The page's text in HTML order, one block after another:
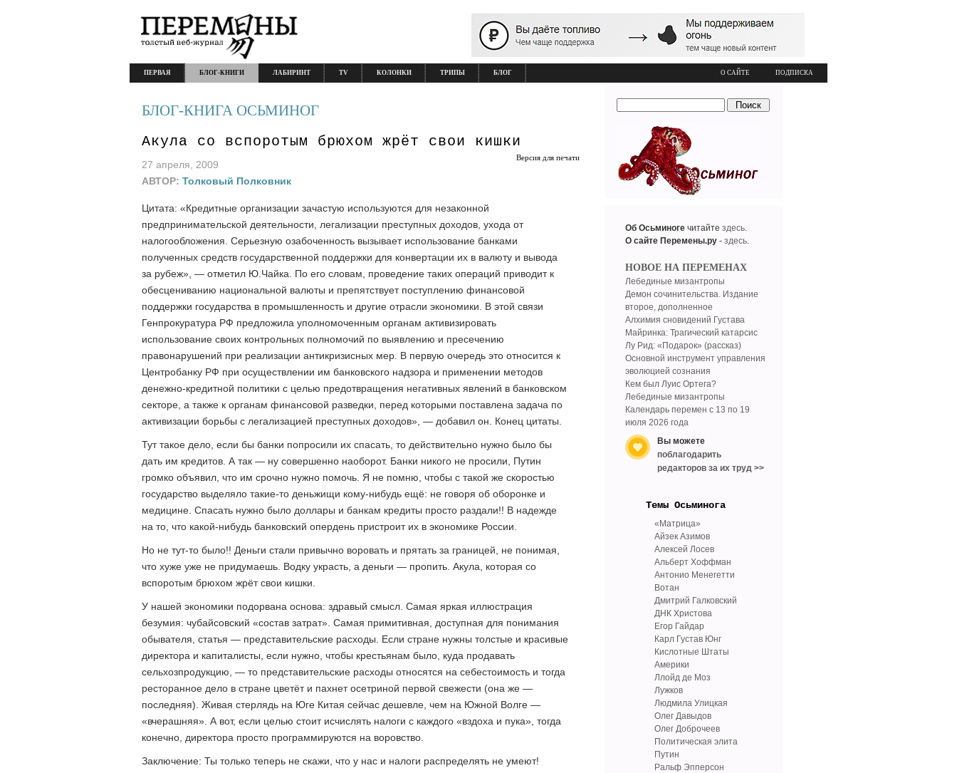
О САЙТЕ ПОДПИСКА
ПЕРВАЯ БЛОГ-КНИГИ ЛАБИРИНТ TV КОЛОНКИ ТРИПЫ БЛОГ
БЛОГ-КНИГА ОСЬМИНОГ
Акула со вспоротым брюхом жрёт свои кишки
Версия для печати
27 апреля, 2009
АВТОР: Толковый Полковник
Цитата: «Кредитные организации зачастую используются для незаконной
предпринимательской деятельности, легализации преступных доходов, ухода от
налогообложения. Серьезную озабоченность вызывает использование банками
полученных средств государственной поддержки для конвертации их в валюту и вывода
за рубеж», — отметил Ю.Чайка. По его словам, проведение таких операций приводит к
обесцениванию национальной валюты и препятствует поступлению финансовой
поддержки государства в промышленность и другие отрасли экономики. В этой связи
Генпрокуратура РФ предложила уполномоченным органам активизировать
использование своих контрольных полномочий по выявлению и пресечению
правонарушений при реализации антикризисных мер. В первую очередь это относится к
Центробанку РФ при осуществлении им банковского надзора и применении методов
денежно-кредитной политики с целью предотвращения негативных явлений в банковском
секторе, а также к органам финансовой разведки, перед которыми поставлена задача по
активизации борьбы с легализацией преступных доходов», — добавил он. Конец цитаты.
Тут такое дело, если бы банки попросили их спасать, то действительно нужно было бы
дать им кредитов. А так — ну совершенно наоборот. Банки никого не просили, Путин
громко объявил, что им срочно нужно помочь. Я не помню, чтобы с такой же скоростью
государство выделяло такие-то деньжищи кому-нибудь ещё: не говоря об оборонке и
медицине. Спасать нужно было доллары и банкам кредиты просто раздали!! В надежде
на то, что какой-нибудь банковский опердень пристроит их в экономике России.
Но не тут-то было!! Деньги стали привычно воровать и прятать за границей, не понимая,
что хуже уже не придумаешь. Водку украсть, а деньги — пропить. Акула, которая со
вспоротым брюхом жрёт свои кишки.
У нашей экономики подорвана основа: здравый смысл. Самая яркая иллюстрация
безумия: чубайсовский «состав затрат». Самая примитивная, доступная для понимания
обывателя, статья — представительские расходы. Если стране нужны толстые и красивые
директора и капиталисты, если нужно, чтобы крестьянам было, куда продавать
сельхозпродукцию, — то представительские расходы относятся на себестоимость и тогда
ресторанное дело в стране цветёт и пахнет осетриной первой свежести (она же —
последняя). Живая стерлядь на Юге Китая сейчас дешевле, чем на Южной Волге —
«вчерашняя». А вот, если целью стоит исчислять налоги с каждого «вздоха и пука», тогда
конечно, директора просто программируются на воровство.
Заключение: Ты только теперь не скажи, что у нас и налоги распределять не умеют!
Об Осьминоге читайте здесь.
О сайте Перемены.ру - здесь.
НОВОЕ НА ПЕРЕМЕНАХ
Лебединые мизантропы
Демон сочинительства. Издание
второе, дополненное
Алхимия сновидений Густава
Майринка: Трагический катарсис
Лу Рид: «Подарок» (рассказ)
Основной инструмент управления
эволюцией сознания
Кем был Луис Ортега?
Лебединые мизантропы
Календарь перемен с 13 по 19
июля 2026 года
Вы можете
поблагодарить
редакторов за их труд >>
Tемы Осьминога
«Матрица»
Айзек Азимов
Алексей Лосев
Альберт Хоффман
Антонио Менегетти
Вотан
Дмитрий Галковский
ДНК Христова
Егор Гайдар
Карл Густав Юнг
Кислотные Штаты
Америки
Ллойд де Моз
Лужков
Людмила Улицкая
Олег Давыдов
Олег Доброчеев
Политическая элита
Путин
Ральф Эпперсон